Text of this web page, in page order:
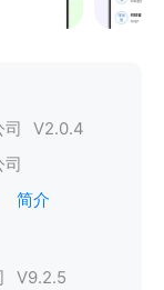
V2.0.4
简介
V9.2.5